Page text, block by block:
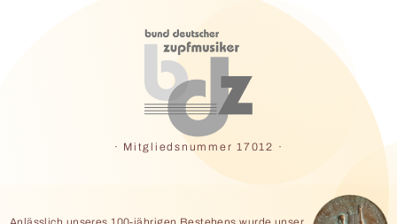
· Mitgliedsnummer 17012 ·